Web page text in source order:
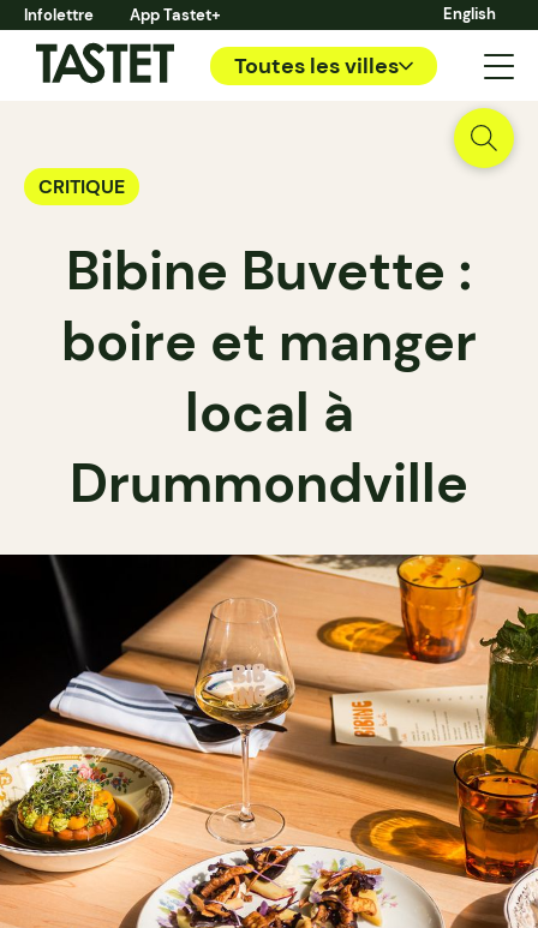
Infolettre App Tastet+ English
Toutes les villes
CRITIQUE
Bibine Buvette :
boire et manger
local à
Drummondville